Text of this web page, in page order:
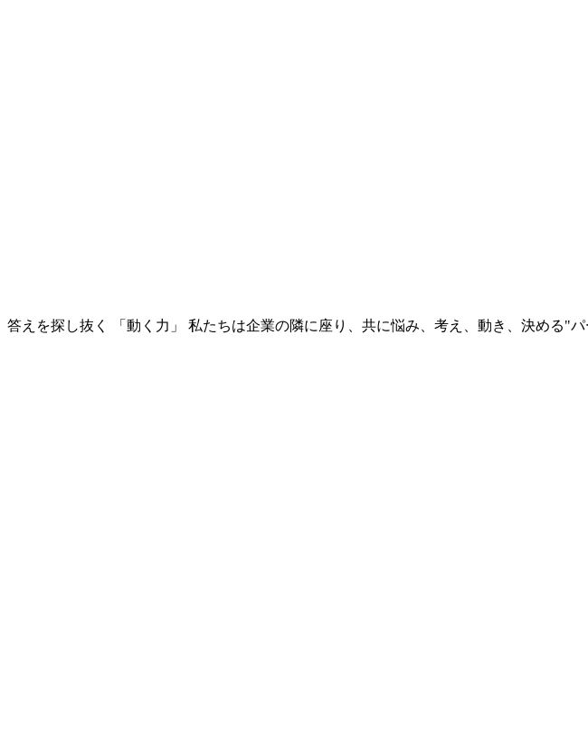
答えを探し抜く 「動く力」 私たちは企業の隣に座り、共に悩み、考え、動き、決める"